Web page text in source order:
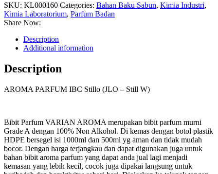
SKU: KL000160 Categories: Bahan Baku Sabun, Kimia Industri,
Kimia Laboratorium, Parfum Badan
Share Now:
Description
Additional information
Description
AROMA PARFUM IBC Stillo (JLO – Still W)
Bibit Parfum VARIAN AROMA merupakan bibit parfum murni
Grade A dengan 100% Non Alkohol. Di kemas dengan botol plastik
HDPE bersegel isi 1000ml dan 500ml yg aman dan tidak mudah
bocor. Dengan harga terjangkau dan dapat digunakan juga untuk
bahan bibit aroma parfum yang dapat anda jual lagi menjadi
kemasan yang lebih kecil, cocok juga dipakai langsung untuk